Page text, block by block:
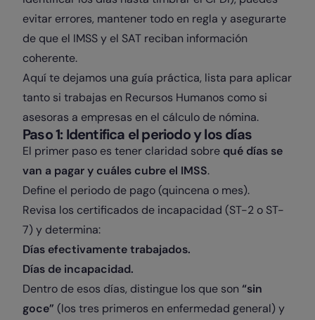
evitar errores, mantener todo en regla y asegurarte
de que el IMSS y el SAT reciban información
coherente.
Aquí te dejamos una guía práctica, lista para aplicar
tanto si trabajas en Recursos Humanos como si
asesoras a empresas en el cálculo de nómina.
Paso 1: Identifica el periodo y los días
El primer paso es tener claridad sobre qué días se
van a pagar y cuáles cubre el IMSS.
Define el periodo de pago (quincena o mes).
Revisa los certificados de incapacidad (ST-2 o ST-
7) y determina:
Días efectivamente trabajados.
Días de incapacidad.
Dentro de esos días, distingue los que son “sin
goce” (los tres primeros en enfermedad general) y